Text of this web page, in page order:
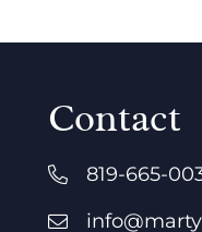
Contact
819-665-